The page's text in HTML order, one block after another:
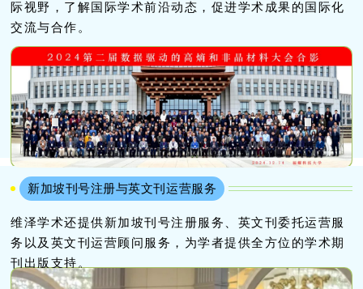
际视野，了解国际学术前沿动态，促进学术成果的国际化
交流与合作。
新加坡刊号注册与英文刊运营服务
维泽学术还提供新加坡刊号注册服务、英文刊委托运营服
务以及英文刊运营顾问服务，为学者提供全方位的学术期
刊出版支持。